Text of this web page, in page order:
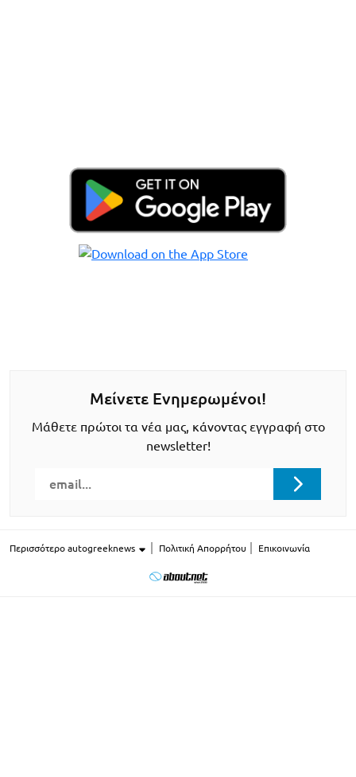
Μείνετε Ενημερωμένοι!
Μάθετε πρώτοι τα νέα μας, κάνοντας εγγραφή στο
newsletter!
Περισσότερο autogreeknews Πολιτική Απορρήτου Επικοινωνία